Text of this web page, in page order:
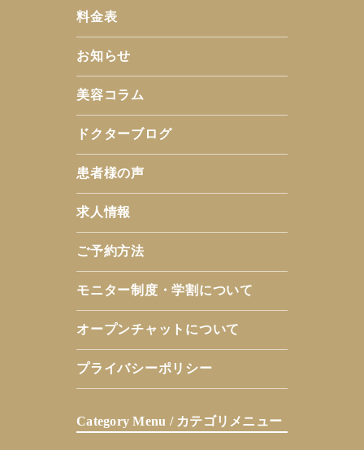
料金表
お知らせ
美容コラム
ドクターブログ
患者様の声
求人情報
ご予約方法
モニター制度・学割について
オープンチャットについて
プライバシーポリシー
Category Menu / カテゴリメニュー